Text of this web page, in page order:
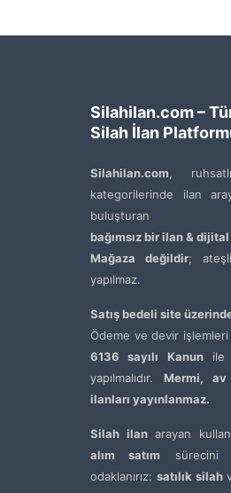
Silahilan.com –
Silah İlan
Silahilan.com,
kategorilerinde ilan
buluşturan
bağımsız bir ilan &
Mağaza değildir;
yapılmaz.
Satış bedeli site
Ödeme ve devir işlemleri
6136 sayılı Kanunile
yapılmalıdır. Mermi,
ilanları yayınlanmaz.
Silah ilanarayan
alım satım sürecini
odaklanırız: satılık silah